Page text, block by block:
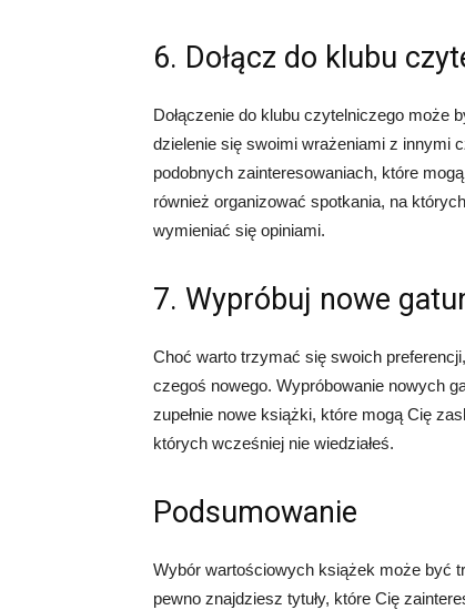
6. Dołącz do klubu
Dołączenie do klubu czytelniczego
dzielenie się swoimi wrażeniami z innymi
podobnych zainteresowaniach, które
również organizować spotkania, na
wymieniać się opiniami.
7. Wypróbuj nowe
Choć warto trzymać się swoich
czegoś nowego. Wypróbowanie nowych
zupełnie nowe książki, które mogą Cię
których wcześniej nie wiedziałeś.
Podsumowanie
Wybór wartościowych książek może być
pewno znajdziesz tytuły, które Cię